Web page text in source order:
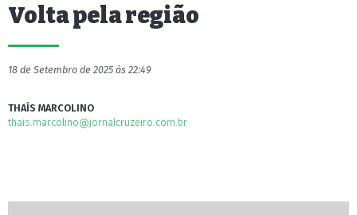
Volta pela região
18 de Setembro de 2025 às 22:49
THAÍS MARCOLINO
thais.marcolino@jornalcruzeiro.com.br